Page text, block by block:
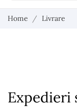
Home Livrare